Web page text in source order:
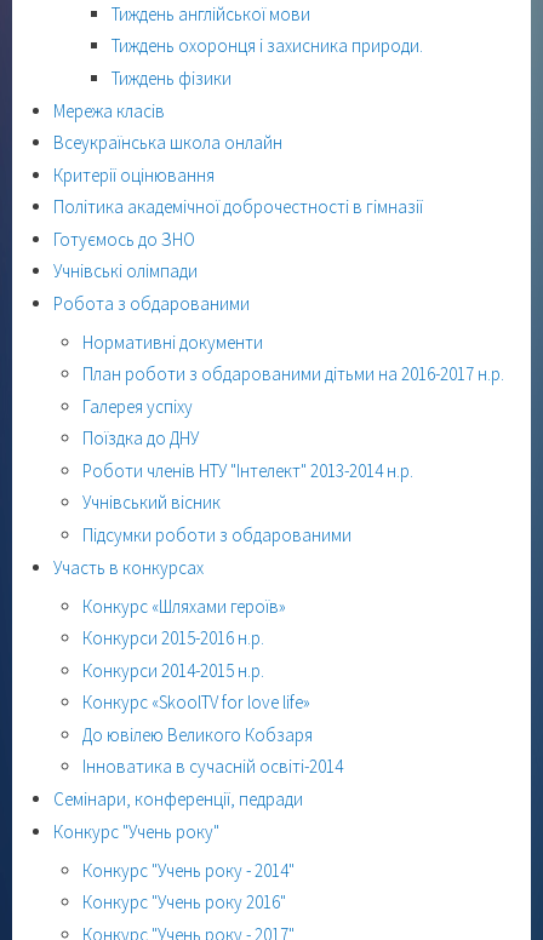
Тиждень англійської мови
Тиждень охоронця і захисника природи.
Тиждень фізики
Мережа класів
Всеукраїнська школа онлайн
Критерії оцінювання
Політика академічної доброчестності в гімназії
Готуємось до ЗНО
Учнівські олімпади
Робота з обдарованими
Нормативні документи
План роботи з обдарованими дітьми на 2016-2017 н.р.
Галерея успіху
Поїздка до ДНУ
Роботи членів НТУ "Інтелект" 2013-2014 н.р.
Учнівський вісник
Підсумки роботи з обдарованими
Участь в конкурсах
Конкурс «Шляхами героїв»
Конкурси 2015-2016 н.р.
Конкурси 2014-2015 н.р.
Конкурс «SkoolTV for love life»
До ювілею Великого Кобзаря
Інноватика в сучасній освіті-2014
Семінари, конференції, педради
Конкурс "Учень року"
Конкурс "Учень року - 2014"
Конкурс "Учень року 2016"
Конкурс "Учень року - 2017"